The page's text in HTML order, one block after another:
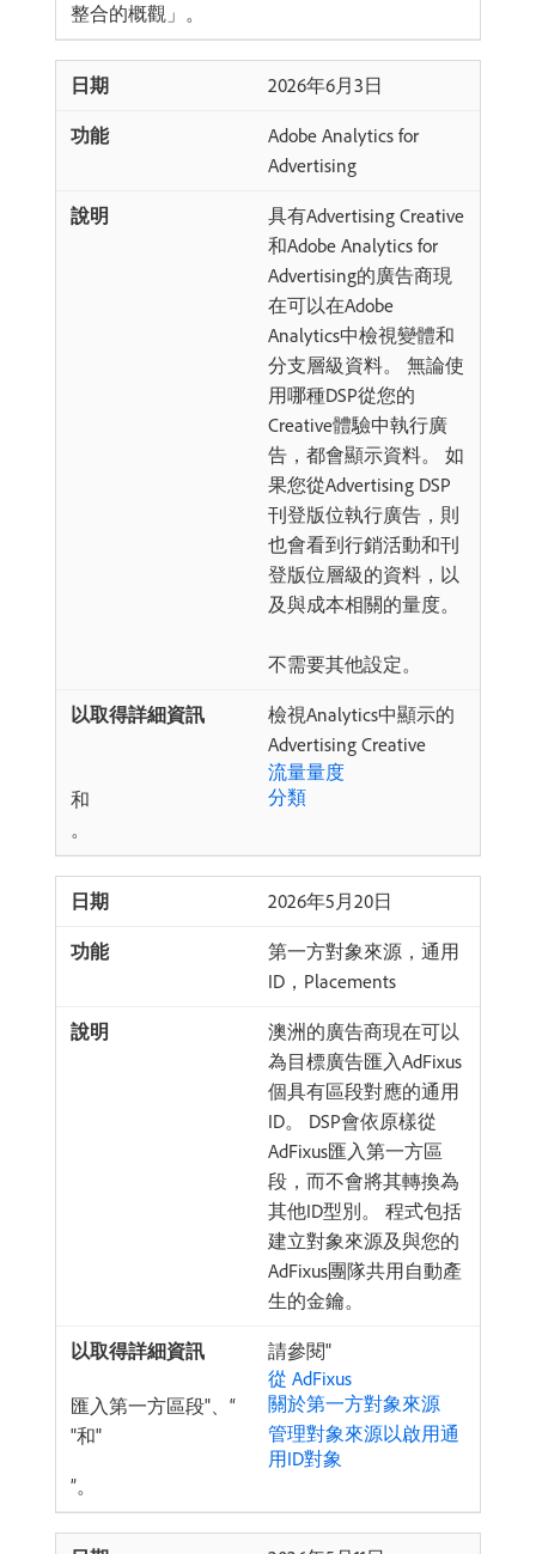
整合的概觀」。
2026年6月3日
Adobe Analytics for
Advertising
具有Advertising Creative
和Adobe Analytics for
Advertising的廣告商現
在可以在Adobe
Analytics中檢視變體和
分支層級資料。 無論使
用哪種DSP從您的
Creative體驗中執行廣
告，都會顯示資料。 如
果您從Advertising DSP
刊登版位執行廣告，則
也會看到行銷活動和刊
登版位層級的資料，以
及與成本相關的量度。
不需要其他設定。
檢視Analytics中顯示的
Advertising Creative
流量量度
和
分類
。
2026年5月20日
第一方對象來源，通用
ID，Placements
澳洲的廣告商現在可以
為目標廣告匯入AdFixus
個具有區段對應的通用
ID。 DSP會依原樣從
AdFixus匯入第一方區
段，而不會將其轉換為
其他ID型別。 程式包括
建立對象來源及與您的
AdFixus團隊共用自動產
生的金鑰。
請參閱"
從 AdFixus
匯入第一方區段"、“
關於第一方對象來源
"和"
管理對象來源以啟用通
用ID對象
”。